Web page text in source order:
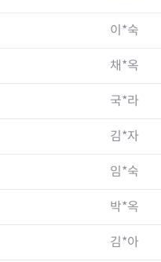
옴부즈만 소개
고충민원 신청방법 및 처리
조사결과 공표
지역경제소식
기업 관련 사이트
동대문구 착한가격업소
숨어있는 착한가격업소 추천
장바구니 물가정보
사회적경제 기업
이*숙
채*옥
국*라
김*자
임*숙
박*옥
김*아